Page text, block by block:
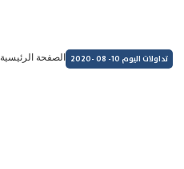
المحتوى
تداولات اليوم 10- 08 -2020 الصفحة الرئيسية